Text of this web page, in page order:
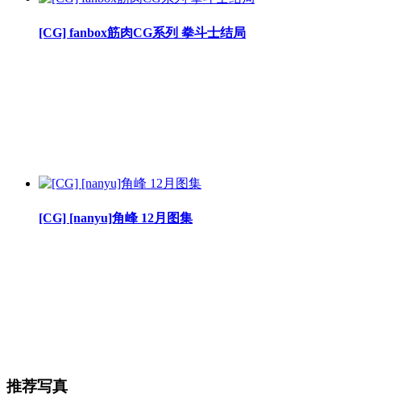
[CG] fanbox筋肉CG系列 拳斗士结局
[CG] [nanyu]角峰 12月图集
推荐写真